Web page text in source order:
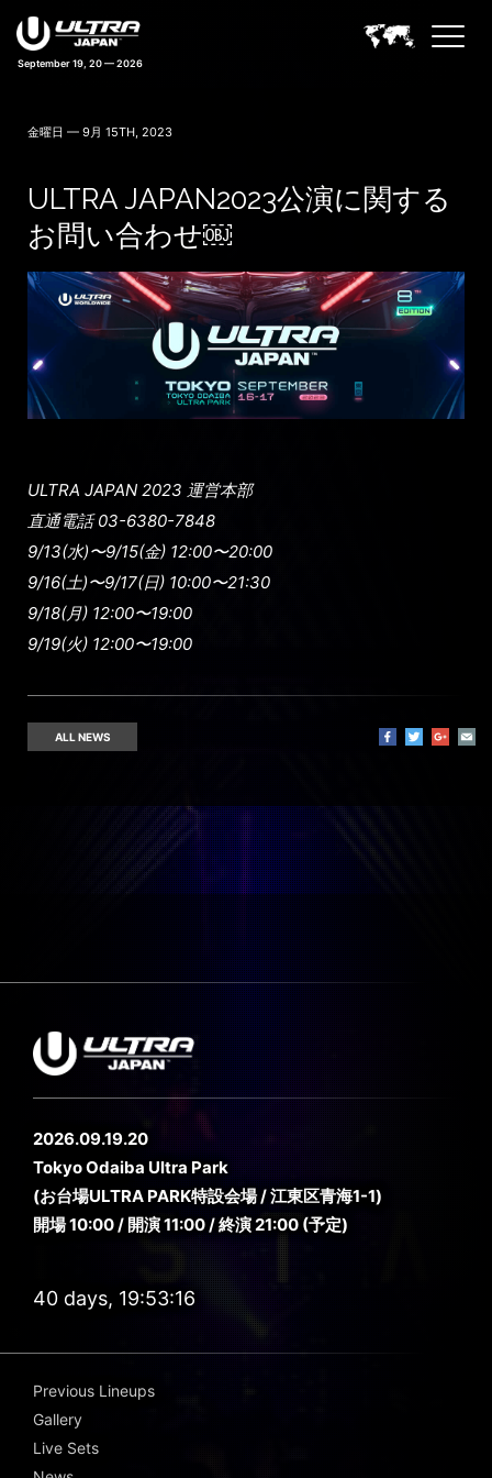
September 19, 20 — 2026
金曜日 — 9月 15TH, 2023
ULTRA JAPAN2023公演に関する
お問い合わせ￼
ULTRA JAPAN 2023 運営本部
直通電話 03-6380-7848
9/13(⽔)〜9/15(⾦) 12:00〜20:00
9/16(⼟)〜9/17(⽇) 10:00〜21:30
9/18(⽉) 12:00〜19:00
9/19(⽕) 12:00〜19:00
ALL NEWS
2026.09.19.20
Tokyo Odaiba Ultra Park
(お台場ULTRA PARK特設会場 / 江東区青海1-1)
開場 10:00 / 開演 11:00 / 終演 21:00 (予定)
40 days, 19:53:15
Previous Lineups
Gallery
Live Sets